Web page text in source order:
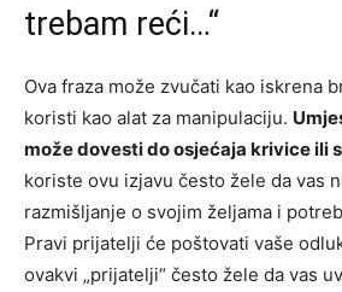
trebam reći…“
Ova fraza može zvučati kao iskrena
koristi kao alat za manipulaciju.
može dovesti do osjećaja krivice ili
koriste ovu izjavu često žele da vas
razmišljanje o svojim željama i
Pravi prijatelji će poštovati vaše
ovakvi „prijatelji“ često žele da vas